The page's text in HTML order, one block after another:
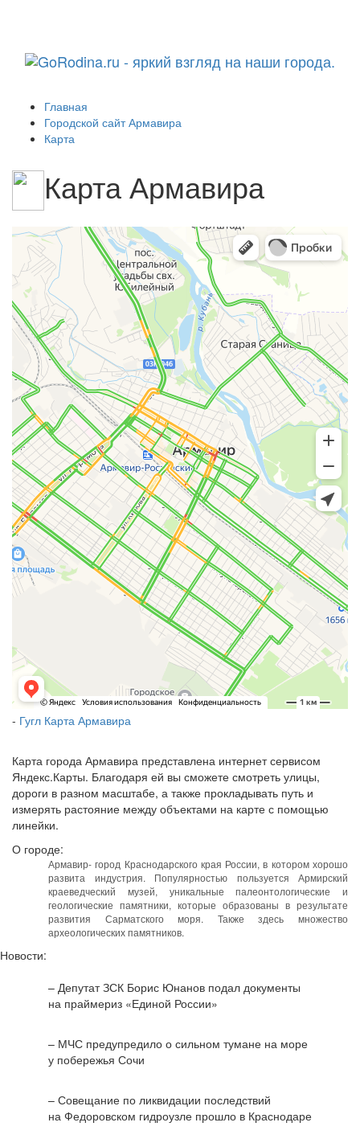
Главная
Городской сайт Армавира
Карта
Карта Армавира
- Гугл Карта Армавира
Карта города Армавира представлена интернет сервисом
Яндекс.Карты. Благодаря ей вы сможете смотреть улицы,
дороги в разном масштабе, а также прокладывать путь и
измерять растояние между объектами на карте с помощью
линейки.
О городе:
Армавир- город Краснодарского края России, в котором хорошо
развита индустрия. Популярностью пользуется Армирский
краеведческий музей, уникальные палеонтологические и
геологические памятники, которые образованы в результате
развития Сарматского моря. Также здесь множество
археологических памятников.
Новости:
– Депутат ЗСК Борис Юнанов подал документы
на праймериз «Единой России»
– МЧС предупредило о сильном тумане на море
у побережья Сочи
– Совещание по ликвидации последствий
на Федоровском гидроузле прошло в Краснодаре